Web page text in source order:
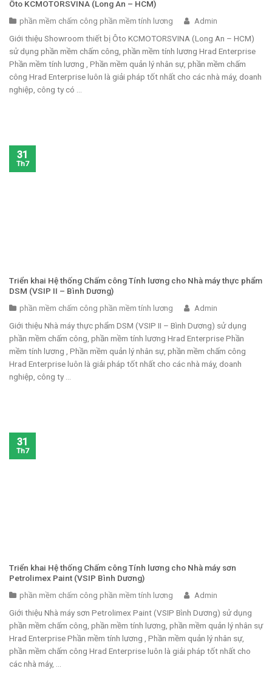
Ôto KCMOTORSVINA (Long An – HCM)
phần mềm chấm công phần mềm tính lương Admin
Giới thiệu Showroom thiết bị Ôto KCMOTORSVINA (Long An – HCM)
sử dụng phần mềm chấm công, phần mềm tính lương Hrad Enterprise
Phần mềm tính lương , Phần mềm quản lý nhân sự, phần mềm chấm
công Hrad Enterprise luôn là giải pháp tốt nhất cho các nhà máy, doanh
nghiệp, công ty có ...
Triển khai Hệ thống Chấm công Tính lương cho Nhà máy thực phẩm
DSM (VSIP II – Bình Dương)
phần mềm chấm công phần mềm tính lương Admin
Giới thiệu Nhà máy thực phẩm DSM (VSIP II – Bình Dương) sử dụng
phần mềm chấm công, phần mềm tính lương Hrad Enterprise Phần
mềm tính lương , Phần mềm quản lý nhân sự, phần mềm chấm công
Hrad Enterprise luôn là giải pháp tốt nhất cho các nhà máy, doanh
nghiệp, công ty ...
31
Th7
Triển khai Hệ thống Chấm công Tính lương cho Nhà máy sơn
Petrolimex Paint (VSIP Bình Dương)
phần mềm chấm công phần mềm tính lương Admin
Giới thiệu Nhà máy sơn Petrolimex Paint (VSIP Bình Dương) sử dụng
phần mềm chấm công, phần mềm tính lương, phần mềm quản lý nhân sự
Hrad Enterprise Phần mềm tính lương , Phần mềm quản lý nhân sự,
phần mềm chấm công Hrad Enterprise luôn là giải pháp tốt nhất cho
các nhà máy, ...
31
Th7